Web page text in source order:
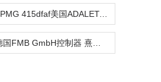
BPMG 415dfaf美国ADALET-PLM控制器 熹光发布